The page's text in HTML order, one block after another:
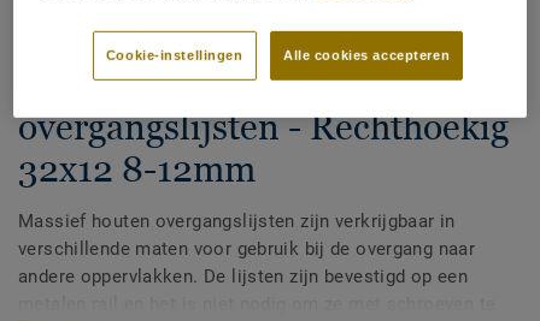
Accessoires
Stevige houten
overgangslijsten - Rechthoekig
32x12 8-12mm
Massief houten overgangslijsten zijn verkrijgbaar in
verschillende maten voor gebruik bij de overgang naar
andere oppervlakken. De lijsten zijn bevestigd op een
Alle cookies accepteren
Cookie-instellingen